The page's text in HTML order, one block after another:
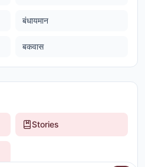
बंधायमान
बकवास
Stories